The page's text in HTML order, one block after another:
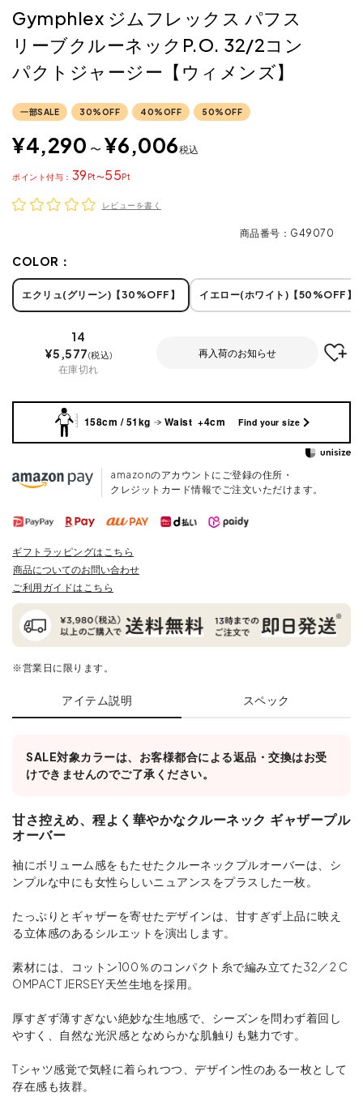
Gymphlex ジムフレックス パフス
リーブクルーネックP.O. 32/2コン
パクトジャージー【ウィメンズ】
一部SALE 30%OFF 40%OFF 50%OFF
¥4,290 〜 ¥6,006税込
39 〜55
ポイント
レビューを書く
商品番号 G49070
COLOR：
エクリュ(グリーン)【30%OFF】 イエロー(ホワイト)【50%OFF】
14
¥5,577 税込
在庫切れ
再入荷のお知らせ
158cm / 51kg Waist +4cm Find your size
amazonのアカウントにご登録の住所・
クレジットカード情報でご注文いただけます。
ギフトラッピングはこちら
商品についてのお問い合わせ
ご利用ガイドはこちら
※営業日に限ります。
アイテム説明 スペック
SALE対象カラーは、お客様都合による返品・交換はお受
けできませんのでご了承ください。
甘さ控えめ、程よく華やかなクルーネック ギャザープル
オーバー
袖にボリューム感をもたせたクルーネックプルオーバーは、シ
ンプルな中にも女性らしいニュアンスをプラスした一枚。
たっぷりとギャザーを寄せたデザインは、甘すぎず上品に映え
る立体感のあるシルエットを演出します。
素材には、コットン100％のコンパクト糸で編み立てた32／2 C
OMPACT JERSEY天竺生地を採用。
厚すぎず薄すぎない絶妙な生地感で、シーズンを問わず着回し
やすく、自然な光沢感となめらかな肌触りも魅力です。
Tシャツ感覚で気軽に着られつつ、デザイン性のある一枚として
存在感も抜群。